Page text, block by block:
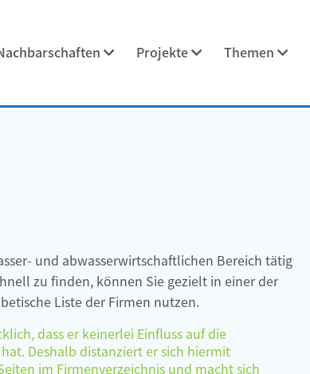
Projekte Themen
und abwasserwirtschaftlichen Bereich tätig
zu finden, können Sie gezielt in einer der
Liste der Firmen nutzen.
dass er keinerlei Einfluss auf die
Deshalb distanziert er sich hiermit
im Firmenverzeichnis und macht sich